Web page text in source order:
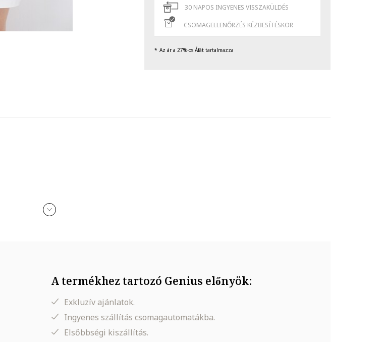
30 NAPOS INGYENES VISSZAKÜLDÉS
CSOMAGELLENŐRZÉS KÉZBESÍTÉSKOR
Az ár a 27%-os Áfát tartalmazza
A termékhez tartozó Genius előnyök:
Exkluzív ajánlatok.
Ingyenes szállítás csomagautomatákba.
Elsőbbségi kiszállítás.